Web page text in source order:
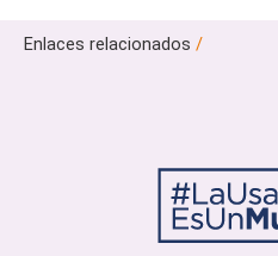
Enlaces relacionados /